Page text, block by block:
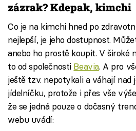
zázrak? Kdepak, kimchi
Co je na kimchi hned po
nejlepší, je jeho dostupnost.
anebo ho prostě koupit. V široké
to od společnosti Beavia. A pro
ještě tzv. nepotykali a váhají nad
jídelníčku, protože i přes vše
že se jedná pouze o dočasný
webu uvádí: